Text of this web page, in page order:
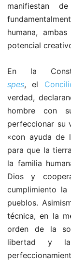
manifiestan
humana,
potencial
En la
spes, el
verdad,
hombre con
perfeccionar su
«con ayuda de
para que la
la familia
Dios y
cumplimiento
pueblos.
técnica, en la
orden de la
libertad y la